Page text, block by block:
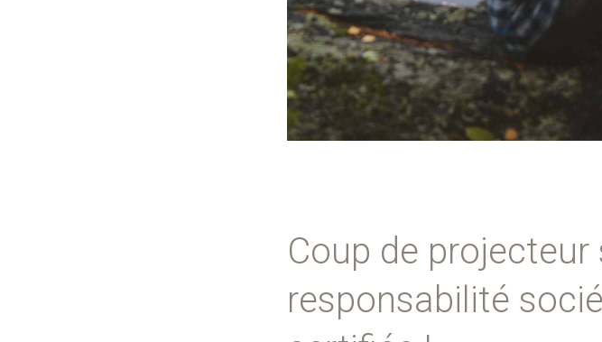
Coup de projecteur
responsabilité